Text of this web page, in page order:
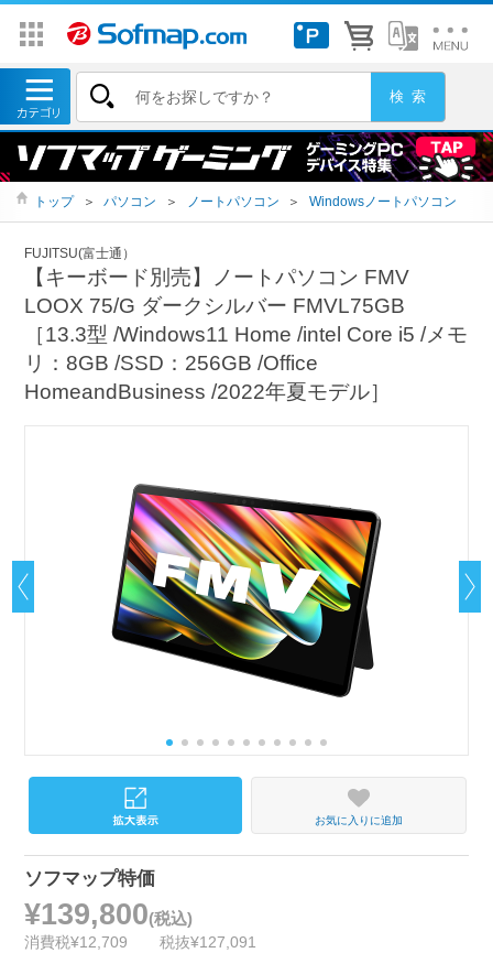
トップ ＞ パソコン ＞ ノートパソコン ＞ Windowsノートパソコン
FUJITSU(富士通）
【キーボード別売】ノートパソコン FMV
LOOX 75/G ダークシルバー FMVL75GB
［13.3型 /Windows11 Home /intel Core i5 /メモ
リ：8GB /SSD：256GB /Office
HomeandBusiness /2022年夏モデル］
お気に入りに追加
ソフマップ特価
¥139,800(税込)
消費税¥12,709 税抜¥127,091